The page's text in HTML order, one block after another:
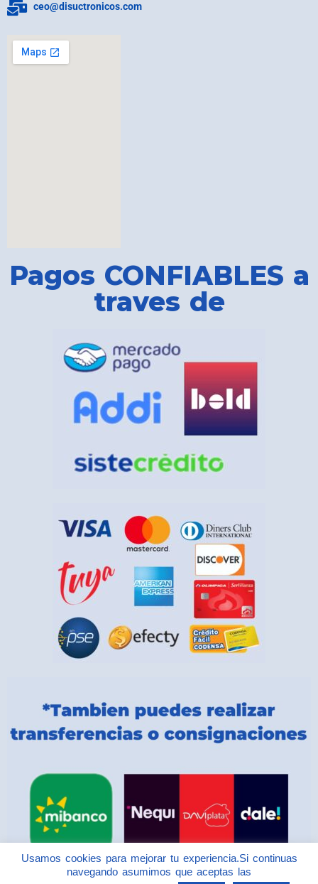
ceo@disuctronicos.com
Pagos CONFIABLES a
traves de
Usamos cookies para mejorar tu experiencia.Si continuas
navegando asumimos que aceptas las